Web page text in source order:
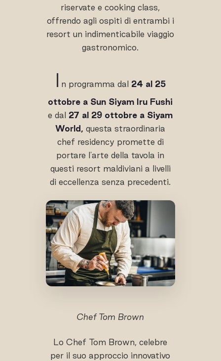
riservate e cooking class,
offrendo agli ospiti di entrambi i
resort un indimenticabile viaggio
gastronomico.
I n programma dal 24 al 25
ottobre a Sun Siyam Iru Fushi
e dal 27 al 29 ottobre a Siyam
World, questa straordinaria
chef residency promette di
portare l'arte della tavola in
questi resort maldiviani a livelli
di eccellenza senza precedenti.
Chef Tom Brown
Lo Chef Tom Brown, celebre
per il suo approccio innovativo